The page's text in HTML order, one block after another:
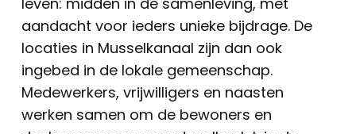
aandacht voor ieders unieke bijdrage. De
locaties in Musselkanaal zijn dan ook
ingebed in de lokale gemeenschap.
Medewerkers, vrijwilligers en naasten
werken samen om de bewoners en